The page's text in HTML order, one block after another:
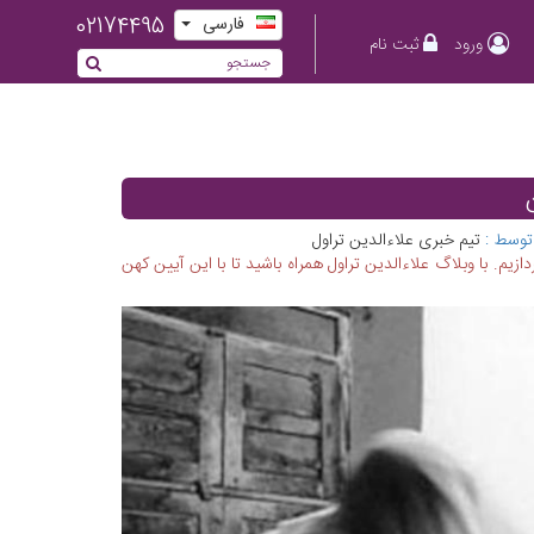
ورود ثبت نام
فارسی 02174495
: تیم خبری علاءالدین تراول
با وبلاگ علاءالدین تراول همراه باشید تا با این آیین کهن